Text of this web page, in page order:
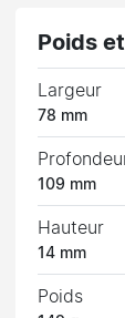
Poids
Largeur
78 mm
109 mm
Hauteur
14 mm
Poids